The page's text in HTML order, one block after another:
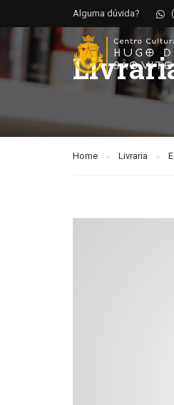
Alguma dúvida?
Home Livraria